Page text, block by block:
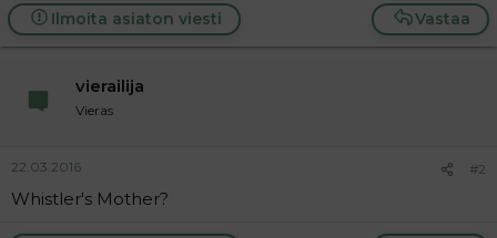
o
i
t
a
j
s
t
i
Vastaa
Ilmoita asiaton viesti
vierailija
Vieras
22.03.2016 #2
Whistler's Mother?